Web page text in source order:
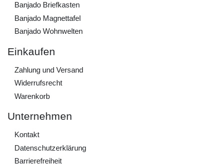
Banjado Briefkasten
Banjado Magnettafel
Banjado Wohnwelten
Einkaufen
Zahlung und Versand
Widerrufs­recht
Warenkorb
Unternehmen
Kontakt
Daten­schutz­erklärung
Barrierefreiheit